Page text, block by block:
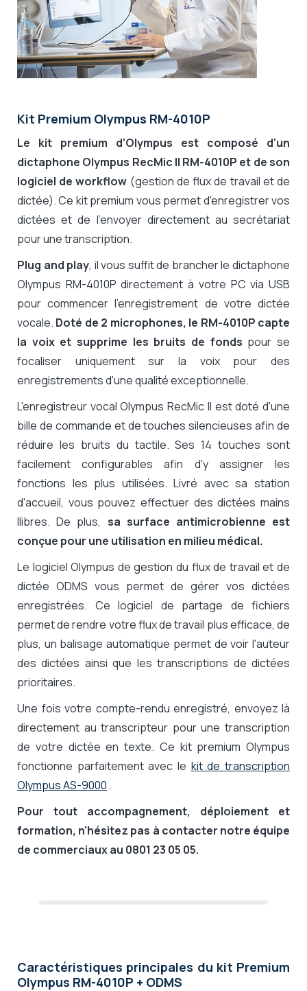
Kit Premium Olympus RM-4010P
Le kit premium d'Olympus est composé d'un
dictaphone Olympus RecMic II RM-4010P et de son
logiciel de workflow (gestion de flux de travail et de
dictée). Ce kit premium vous permet d'enregistrer vos
dictées et de l'envoyer directement au secrétariat
pour une transcription.
Plug and play, il vous suffit de brancher le dictaphone
Olympus RM-4010P directement à votre PC via USB
pour commencer l'enregistrement de votre dictée
vocale. Doté de 2 microphones, le RM-4010P capte
la voix et supprime les bruits de fonds pour se
focaliser uniquement sur la voix pour des
enregistrements d'une qualité exceptionnelle.
L'enregistreur vocal Olympus RecMic II est doté d'une
bille de commande et de touches silencieuses afin de
réduire les bruits du tactile. Ses 14 touches sont
facilement configurables afin d'y assigner les
fonctions les plus utilisées. Livré avec sa station
d'accueil, vous pouvez effectuer des dictées mains
llibres. De plus, sa surface antimicrobienne est
conçue pour une utilisation en milieu médical.
Le logiciel Olympus de gestion du flux de travail et de
dictée ODMS vous permet de gérer vos dictées
enregistrées. Ce logiciel de partage de fichiers
permet de rendre votre flux de travail plus efficace, de
plus, un balisage automatique permet de voir l'auteur
des dictées ainsi que les transcriptions de dictées
prioritaires.
Une fois votre compte-rendu enregistré, envoyez là
directement au transcripteur pour une transcription
de votre dictée en texte. Ce kit premium Olympus
fonctionne parfaitement avec le kit de transcription
Olympus AS-9000 .
Pour tout accompagnement, déploiement et
formation, n'hésitez pas à contacter notre équipe
de commerciaux au 0801 23 05 05.
Caractéristiques principales du kit Premium
Olympus RM-4010P + ODMS